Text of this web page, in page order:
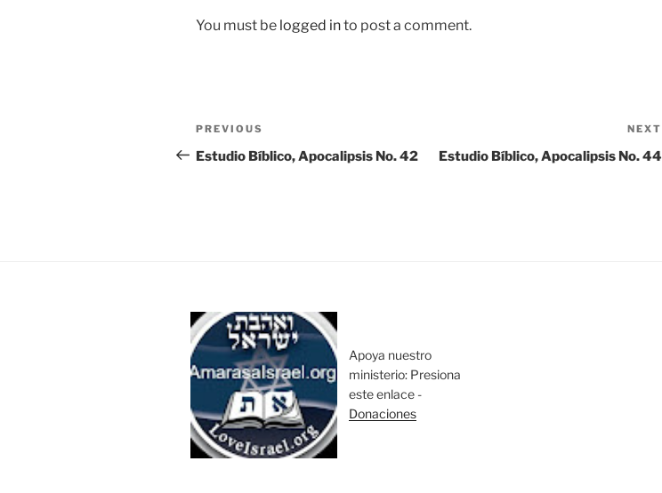
You must be logged into post a comment.
Post
navigation
Previous
Post
PREVIOUS
Estudio Bíblico, Apocalipsis No. 42
NEXT
Estudio Bíblico, Apocalipsis No. 44
Apoya nuestro
ministerio: Presiona
este enlace -
Donaciones